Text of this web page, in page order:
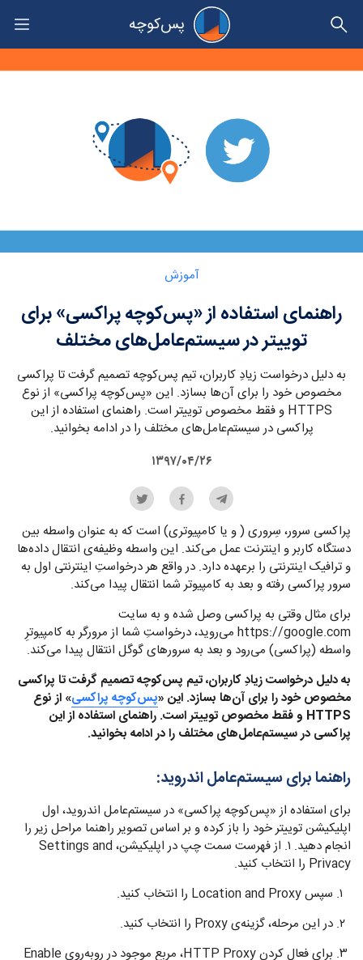
پس‌کوچه
حریم خصوصی
آموزش
راهنمای استفاده از «پس‌کوچه پراکسی» برای
توییتر در سیستم‌عامل‌های مختلف
به دلیل درخواست زیادِ کاربران، تیم پس‌کوچه تصمیم گرفت تا پراکسی
مخصوص خود را برای آن‌ها بسازد. این «پس‌کوچه پراکسی» از نوع
HTTPS و فقط مخصوص توییتر است. راهنمای استفاده از این
پراکسی در سیستم‌عامل‌های مختلف را در ادامه بخوانید.
۱۳۹۷/۰۴/۲۶
پراکسی سرور، سِروری ( و یا کامپیوتری) است که به عنوان واسطه‌ بین
دستگاه کاربر و اینترنت عمل می‌کند. این واسطه وظیفه‌ی انتقال داده‌ها
و ترافیک اینترنتی را برعهده دارد. در واقع هر درخواستِ اینترنتی اول به
سرور پراکسی رفته و بعد به کامپیوتر شما انتقال پیدا می‌کند.
برای مثال وقتی به پراکسی وصل شده و به سایت
https://google.com می‌روید، درخواستِ شما از مرورگر به کامپیوترِ
واسطه (پراکسی) می‌رود و بعد به سرورهای گوگل انتقال پیدا می‌کند.
به دلیل درخواست زیادِ کاربران، تیم پس‌کوچه تصمیم گرفت تا پراکسی
مخصوص خود را برای آن‌ها بسازد. این «پس‌کوچه پراکسی» از نوع
HTTPS و فقط مخصوص توییتر است. راهنمای استفاده از این
پراکسی در سیستم‌عامل‌های مختلف را در ادامه بخوانید.
راهنما برای سیستم‌عامل اندروید:
برای استفاده از «پس‌کوچه پراکسی» در سیستم‌عامل اندروید،‌ اول
اپلیکیشن توییتر خود را باز کرده و بر اساس تصویر راهنما مراحل زیر را
انجام دهید. ۱. از فهرست سمت چپ در اپلیکیشن، Settings and
Privacy را انتخاب کنید.
سپس Location and Proxy را انتخاب کنید.
در این مرحله، گزینه‌ی Proxy را انتخاب کنید.
برای فعال کردن HTTP Proxy، مربع موجود در روبه‌روی Enable